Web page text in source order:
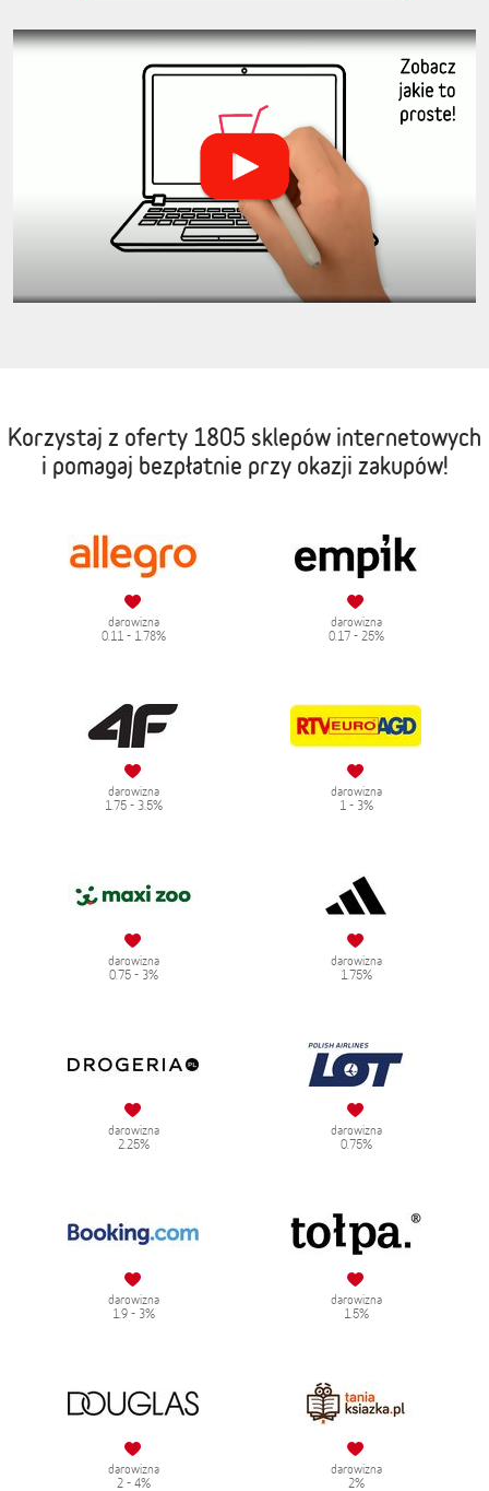
Korzystaj z oferty 1805 sklepów internetowych
i pomagaj bezpłatnie przy okazji zakupów!
darowizna
0.11 - 1.78%
darowizna
0.17 - 25%
darowizna
1.75 - 3.5%
darowizna
1 - 3%
darowizna
0.75 - 3%
darowizna
1.75%
darowizna
2.25%
darowizna
0.75%
darowizna
1.9 - 3%
darowizna
1.5%
darowizna
2 - 4%
darowizna
2%